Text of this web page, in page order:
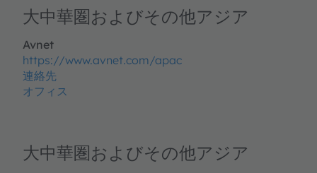
大中華圏およびその他アジア
Avnet
https://www.avnet.com/apac
連絡先
オフィス
大中華圏およびその他アジア